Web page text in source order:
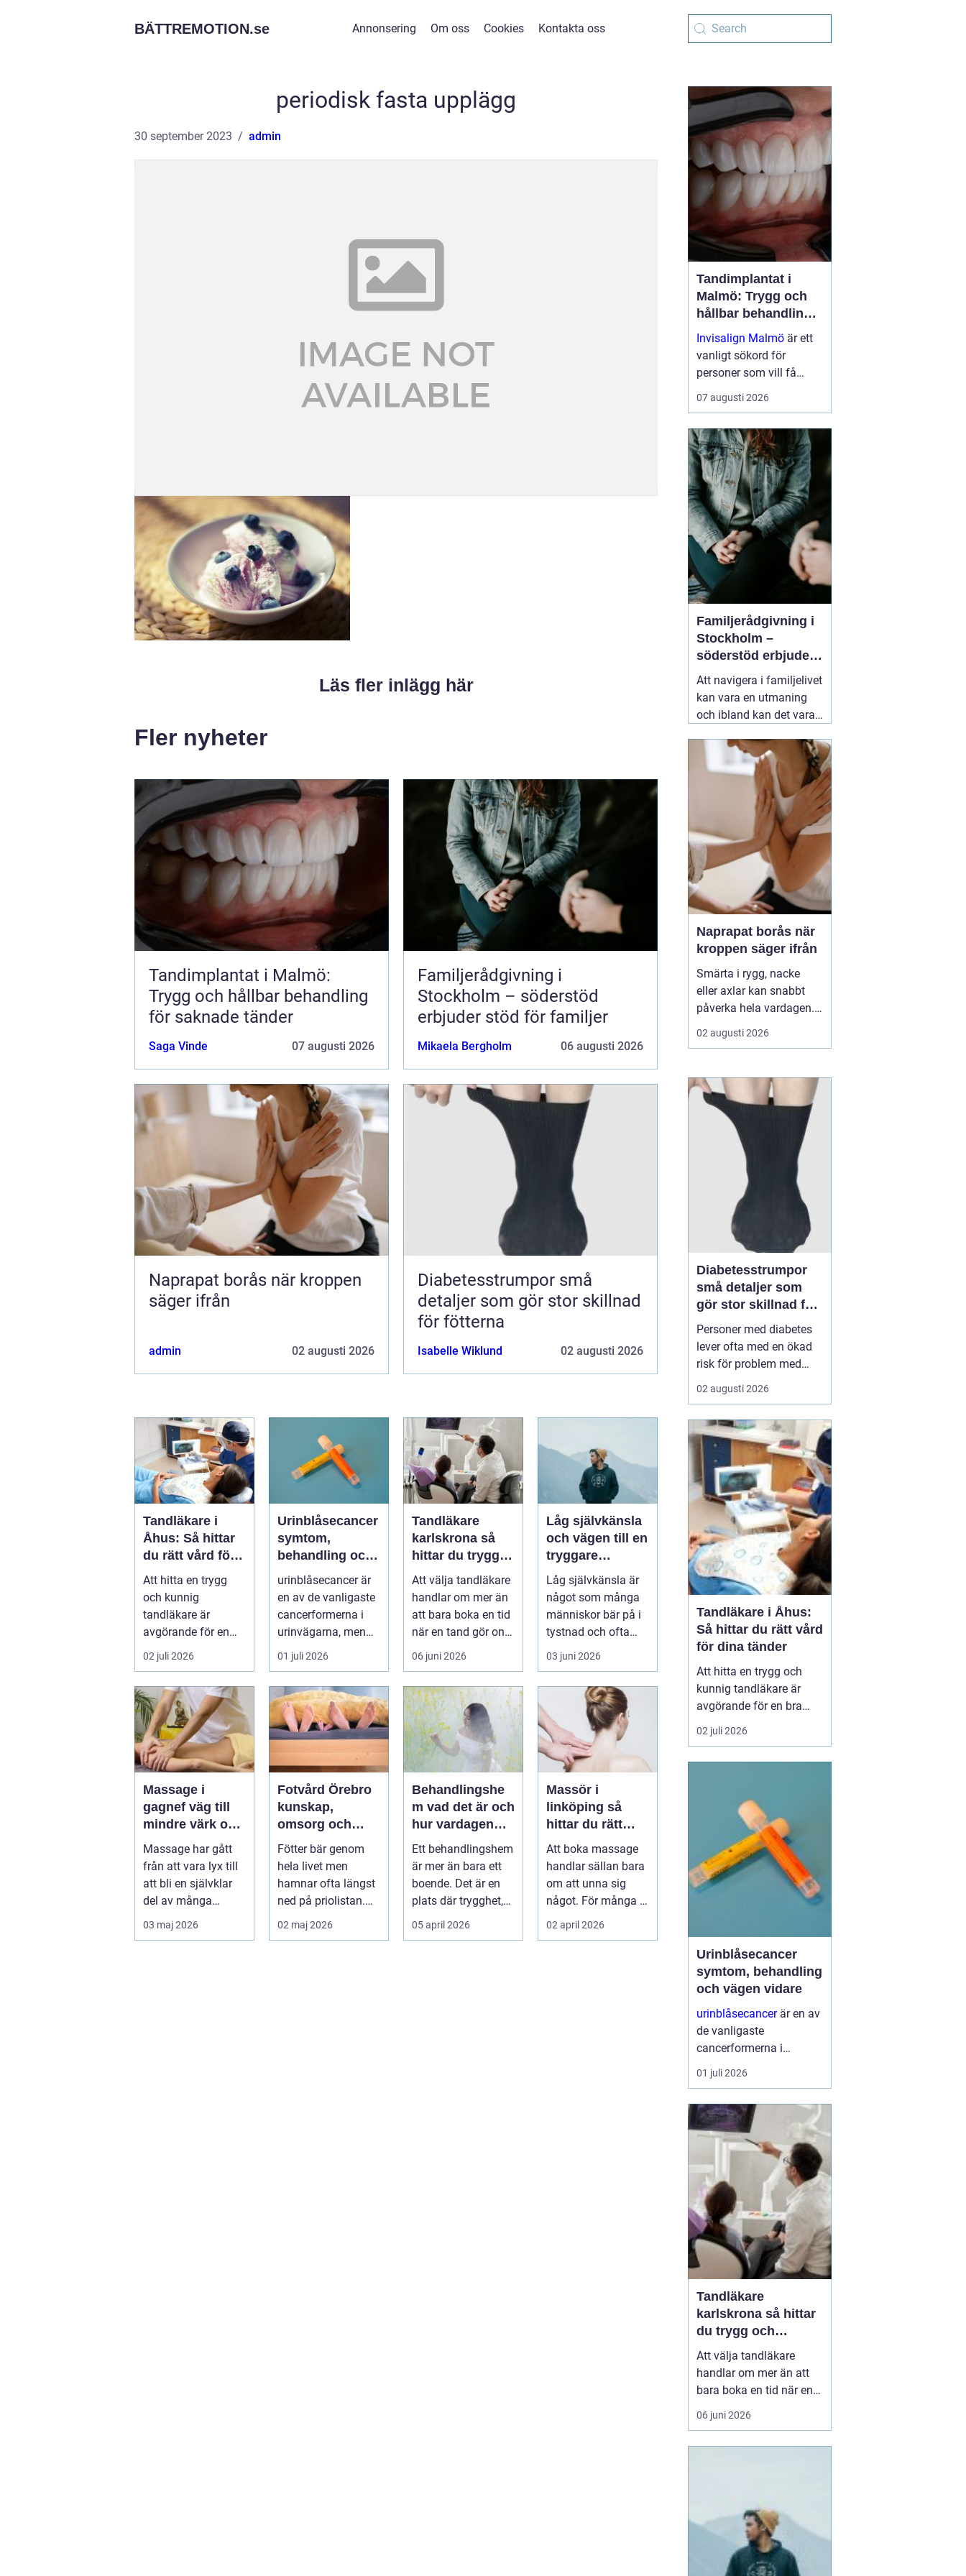
BÄTTREMOTION.se Annonsering Om oss Cookies Kontakta oss
periodisk fasta upplägg
30 september 2023 admin
Läs fler inlägg här
Fler nyheter
Tandimplantat i Malmö:
Trygg och hållbar behandling
för saknade tänder
Saga Vinde 07 augusti 2026
Familjerådgivning i
Stockholm – söderstöd
erbjuder stöd för familjer
Mikaela Bergholm 06 augusti 2026
Naprapat borås när kroppen
säger ifrån
admin 02 augusti 2026
Diabetesstrumpor små
detaljer som gör stor skillnad
för fötterna
Isabelle Wiklund 02 augusti 2026
Tandläkare i
Åhus: Så hittar
du rätt vård för
dina tänder
Att hitta en trygg
och kunnig
tandläkare är
avgörande för en
bra munhälsa p...
02 juli 2026
Urinblåsecancer
symtom,
behandling och
vägen vidare
urinblåsecancer är
en av de vanligaste
cancerformerna i
urinvägarna, men
får ofta mindre
uppmärksamh...
01 juli 2026
Tandläkare
karlskrona så
hittar du trygg
och långsiktig
tandvård
Att välja tandläkare
handlar om mer än
att bara boka en tid
när en tand gör ont.
För många är
tandvå...
06 juni 2026
Låg självkänsla
och vägen till en
tryggare
självbild
Låg självkänsla är
något som många
människor bär på i
tystnad och ofta
under lång tid.
Många uppleve...
03 juni 2026
Massage i
gagnef väg till
mindre värk och
mer
vardagsenergi
Massage har gått
från att vara lyx till
att bli en självklar
del av många
människors hälsa
och varda...
03 maj 2026
Fotvård Örebro
kunskap,
omsorg och
friska fötter året
runt
Fötter bär genom
hela livet men
hamnar ofta längst
ned på priolistan.
Många väntar tills
problemen b...
02 maj 2026
Behandlingshe
m vad det är och
hur vardagen
kan se ut
Ett behandlingshem
är mer än bara ett
boende. Det är en
plats där trygghet,
struktur och
professione...
05 april 2026
Massör i
linköping så
hittar du rätt
behandling för
kropp och hälsa
Att boka massage
handlar sällan bara
om att unna sig
något. För många i
Linköping har
regelbunden ma...
02 april 2026
Tandimplantat i
Malmö: Trygg och
hållbar behandling
för saknade tänder
Invisalign Malmö är ett
vanligt sökord för
personer som vill få
tillbaka både leende och
tuggfunktion på ett
07 augusti 2026
Familjerådgivning i
Stockholm –
söderstöd erbjuder
stöd för familjer
Att navigera i familjelivet
kan vara en utmaning
och ibland kan det vara
på konflikter och
problem som uppstår.06
augusti 2026
Naprapat borås när
kroppen säger ifrån
Smärta i rygg, nacke
eller axlar kan snabbt
påverka hela vardagen.
Sömn, jobb, träning och
humör hänger ofta ihop
När värken inte ger med
sig börjar många söka
efter en Naprapat Borås
för att få en mer grundlig
bedömning och beha...
02 augusti 2026
Diabetesstrumpor
små detaljer som
gör stor skillnad för
fötterna
Personer med diabetes
lever ofta med en ökad
risk för problem med
sämre blodcirkulation
läkning. I vardagen kan
sådant kännas abstrakt,
tills skavsår, blåsor eller
tryckmärken plötsligt blir
allvarliga. Här s...
02 augusti 2026
Tandläkare i Åhus:
Så hittar du rätt vård
för dina tänder
Att hitta en trygg och
kunnig tandläkare är
avgörande för en bra
munhälsa på lång sikt.
Många som söker
02 juli 2026
Urinblåsecancer
symtom, behandling
och vägen vidare
urinblåsecancerär en av
de vanligaste
cancerformerna i
urinvägarna, men får
ofta mindre
många andra
cancersjukdomar.
Många drabbade vittnar
om en lång väg till
diagnos och en vardag
som ...
01 juli 2026
Tandläkare
karlskrona så hittar
du trygg och
långsiktig tandvård
Att välja tandläkare
handlar om mer än att
bara boka en tid när en
tand gör ont. För många
är tandvården en
finns flera alternativ,
både i centrum och strax
06 juni 2026